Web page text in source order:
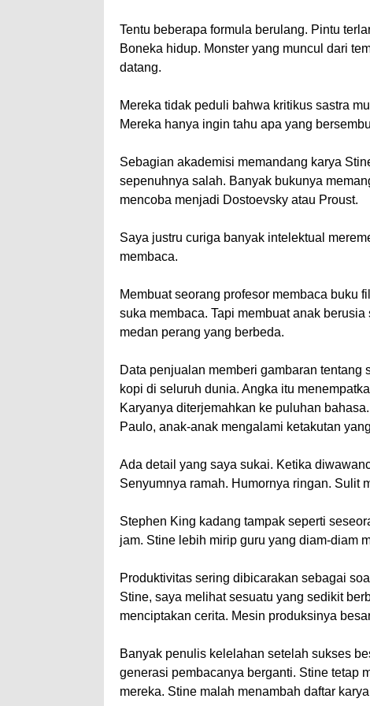
Tentu beberapa formula berulang. Pintu
Boneka hidup. Monster yang muncul dari
datang.
Mereka tidak peduli bahwa kritikus sastra
Mereka hanya ingin tahu apa yang
Sebagian akademisi memandang karya
sepenuhnya salah. Banyak bukunya
mencoba menjadi Dostoevsky atau Proust.
Saya justru curiga banyak intelektual
membaca.
Membuat seorang profesor membaca buku
suka membaca. Tapi membuat anak
medan perang yang berbeda.
Data penjualan memberi gambaran
kopi di seluruh dunia. Angka itu
Karyanya diterjemahkan ke puluhan
Paulo, anak-anak mengalami ketakutan
Ada detail yang saya sukai. Ketika
Senyumnya ramah. Humornya ringan. Sulit
Stephen King kadang tampak seperti
jam. Stine lebih mirip guru yang diam-diam
Produktivitas sering dibicarakan sebagai
Stine, saya melihat sesuatu yang sedikit
menciptakan cerita. Mesin produksinya
Banyak penulis kelelahan setelah sukses
generasi pembacanya berganti. Stine tetap
mereka. Stine malah menambah daftar